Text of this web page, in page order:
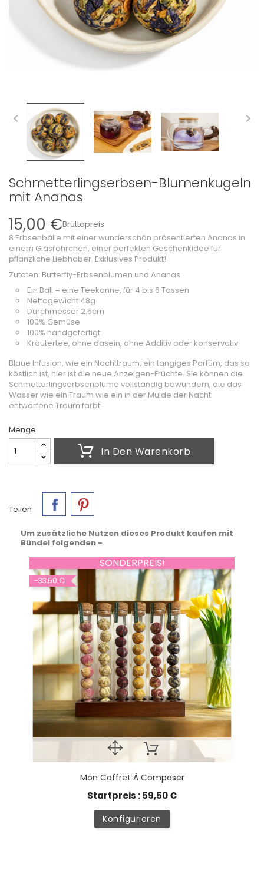
 
Schmetterlingserbsen-Blumenkugeln
mit Ananas
15,00 €Bruttopreis
8 Erbsenbälle mit einer wunderschön präsentierten Ananas in
einem Glasröhrchen, einer perfekten Geschenkidee für
pflanzliche Liebhaber. Exklusives Produkt!
Zutaten: Butterfly-Erbsenblumen und Ananas
Ein Ball = eine Teekanne, für 4 bis 6 Tassen
Nettogewicht 48g
Durchmesser 2.5cm
100% Gemüse
100% handgefertigt
Kräutertee, ohne dasein, ohne Additiv oder konservativ
Blaue Infusion, wie ein Nachttraum, ein tangiges Parfüm, das so
köstlich ist, hier ist die neue Anzeigen-Früchte. Sie können die
Schmetterlingserbsenblume vollständig bewundern, die das
Wasser wie ein Traum wie ein in der Mulde der Nacht
entworfene Traum färbt.
Menge
In Den Warenkorb
Teilen
Um zusätzliche Nutzen dieses Produkt kaufen mit
Bündel folgenden -
Mon Coffret À Composer
Startpreis : 59,50 €
Konfigurieren
SONDERPREIS!
-33,50 €